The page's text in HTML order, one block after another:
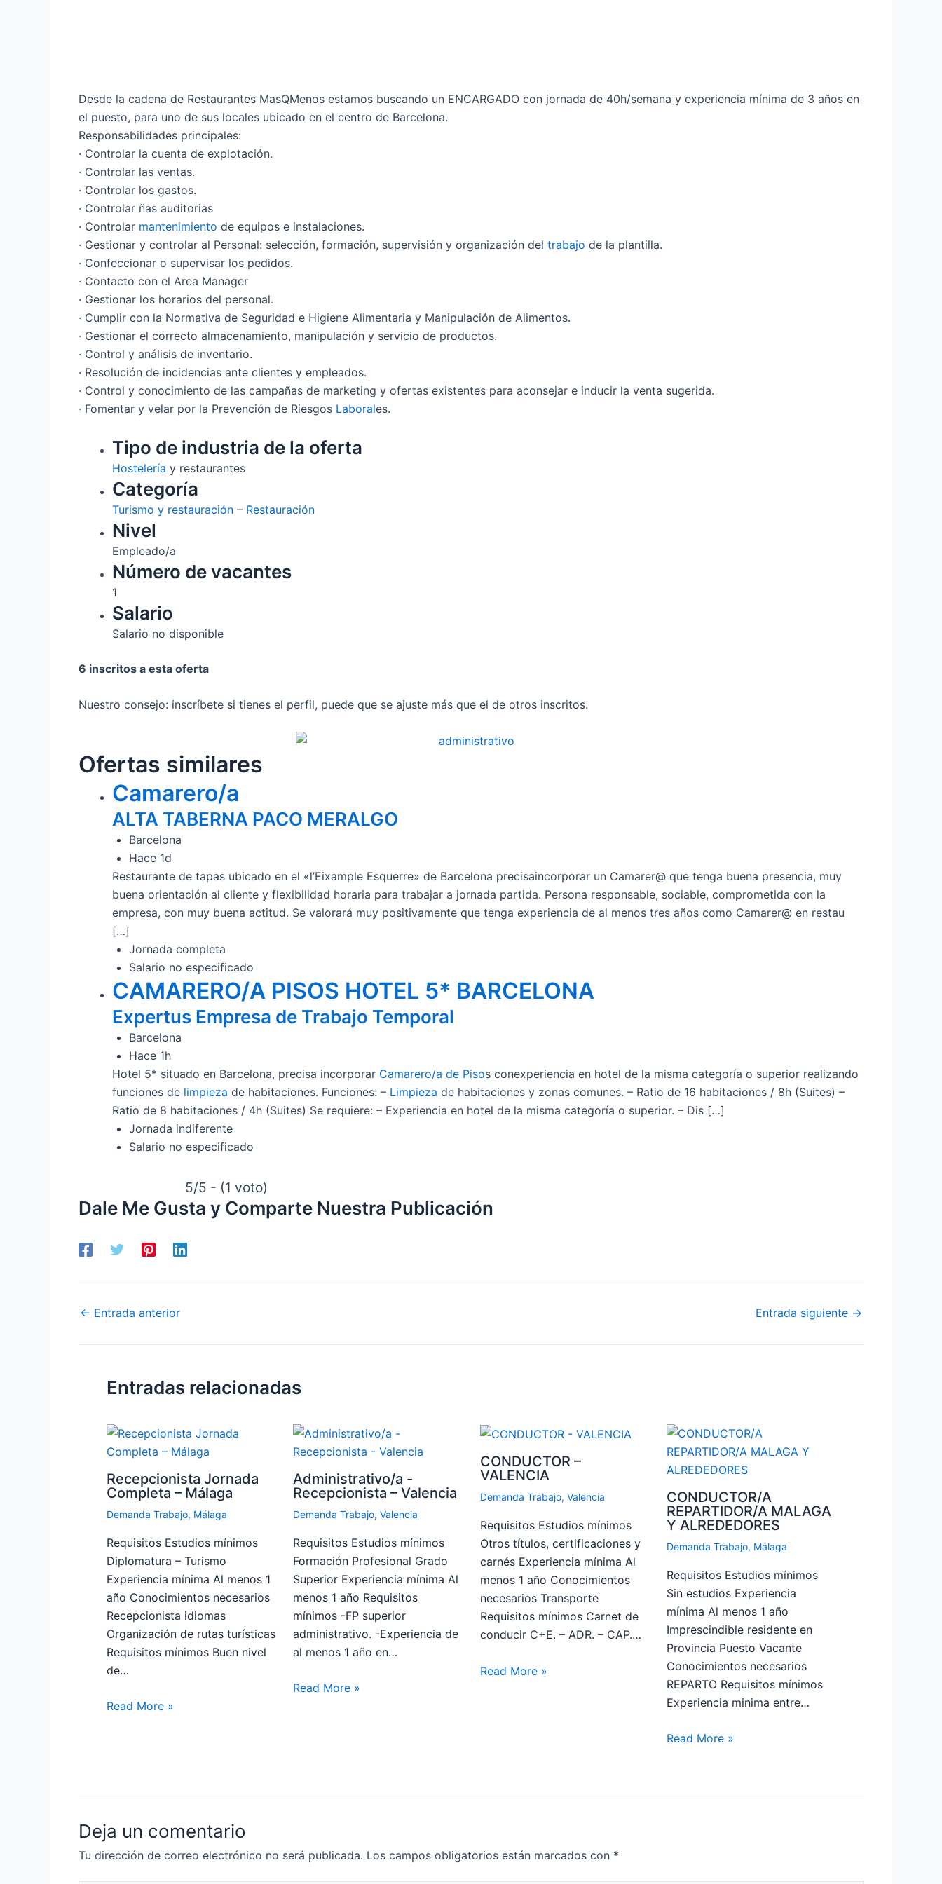
Desde la cadena de Restaurantes MasQMenos estamos buscando un ENCARGADO con jornada de 40h/semana y experiencia mínima de 3 años en
el puesto, para uno de sus locales ubicado en el centro de Barcelona.
Responsabilidades principales:
· Controlar la cuenta de explotación.
· Controlar las ventas.
· Controlar los gastos.
· Controlar ñas auditorias
· Controlar mantenimiento de equipos e instalaciones.
· Gestionar y controlar al Personal: selección, formación, supervisión y organización del trabajo de la plantilla.
· Confeccionar o supervisar los pedidos.
· Contacto con el Area Manager
· Gestionar los horarios del personal.
· Cumplir con la Normativa de Seguridad e Higiene Alimentaria y Manipulación de Alimentos.
· Gestionar el correcto almacenamiento, manipulación y servicio de productos.
· Control y análisis de inventario.
· Resolución de incidencias ante clientes y empleados.
· Control y conocimiento de las campañas de marketing y ofertas existentes para aconsejar e inducir la venta sugerida.
· Fomentar y velar por la Prevención de Riesgos Laborales.
Tipo de industria de la oferta
Hostelería y restaurantes
Categoría
Turismo y restauración – Restauración
Nivel
Empleado/a
Número de vacantes
1
Salario
Salario no disponible
6 inscritos a esta oferta
Nuestro consejo: inscríbete si tienes el perfil, puede que se ajuste más que el de otros inscritos.
Ofertas similares
Camarero/a
ALTA TABERNA PACO MERALGO
Barcelona
Hace 1d
Restaurante de tapas ubicado en el «l’Eixample Esquerre» de Barcelona precisaincorporar un Camarer@ que tenga buena presencia, muy
buena orientación al cliente y flexibilidad horaria para trabajar a jornada partida. Persona responsable, sociable, comprometida con la
empresa, con muy buena actitud. Se valorará muy positivamente que tenga experiencia de al menos tres años como Camarer@ en restau
[…]
Jornada completa
Salario no especificado
CAMARERO/A PISOS HOTEL 5* BARCELONA
Expertus Empresa de Trabajo Temporal
Barcelona
Hace 1h
Hotel 5* situado en Barcelona, precisa incorporar Camarero/a de Pisos conexperiencia en hotel de la misma categoría o superior realizando
funciones de limpieza de habitaciones. Funciones: – Limpieza de habitaciones y zonas comunes. – Ratio de 16 habitaciones / 8h (Suites) –
Ratio de 8 habitaciones / 4h (Suites) Se requiere: – Experiencia en hotel de la misma categoría o superior. – Dis […]
Jornada indiferente
Salario no especificado
5/5 - (1 voto)
Dale Me Gusta y Comparte Nuestra Publicación
← Entrada anterior Entrada siguiente →
Entradas relacionadas
Recepcionista Jornada
Completa – Málaga
Demanda Trabajo, Málaga
Requisitos Estudios mínimos
Diplomatura – Turismo
Experiencia mínima Al menos 1
año Conocimientos necesarios
Recepcionista idiomas
Organización de rutas turísticas
Requisitos mínimos Buen nivel
de…
Read More »
Administrativo/a -
Recepcionista – Valencia
Demanda Trabajo,Valencia
Requisitos Estudios mínimos
Formación Profesional Grado
Superior Experiencia mínima Al
menos 1 año Requisitos
mínimos -FP superior
administrativo. -Experiencia de
al menos 1 año en…
Read More »
CONDUCTOR –
VALENCIA
Demanda Trabajo, Valencia
Requisitos Estudios mínimos
Otros títulos, certificaciones y
carnés Experiencia mínima Al
menos 1 año Conocimientos
necesarios Transporte
Requisitos mínimos Carnet de
conducir C+E. – ADR. – CAP.…
Read More »
CONDUCTOR/A
REPARTIDOR/A MALAGA
Y ALREDEDORES
Demanda Trabajo, Málaga
Requisitos Estudios mínimos
Sin estudios Experiencia
mínima Al menos 1 año
Imprescindible residente en
Provincia Puesto Vacante
Conocimientos necesarios
REPARTO Requisitos mínimos
Experiencia minima entre…
Read More »
Deja un comentario
Tu dirección de correo electrónico no será publicada. Los campos obligatorios están marcados con *